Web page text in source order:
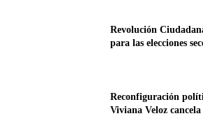
Revolución
para las elecciones
Reconfiguración
Viviana Veloz